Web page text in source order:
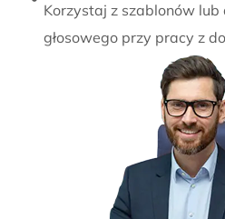
Korzystaj z szablonów
głosowego przy pracy z